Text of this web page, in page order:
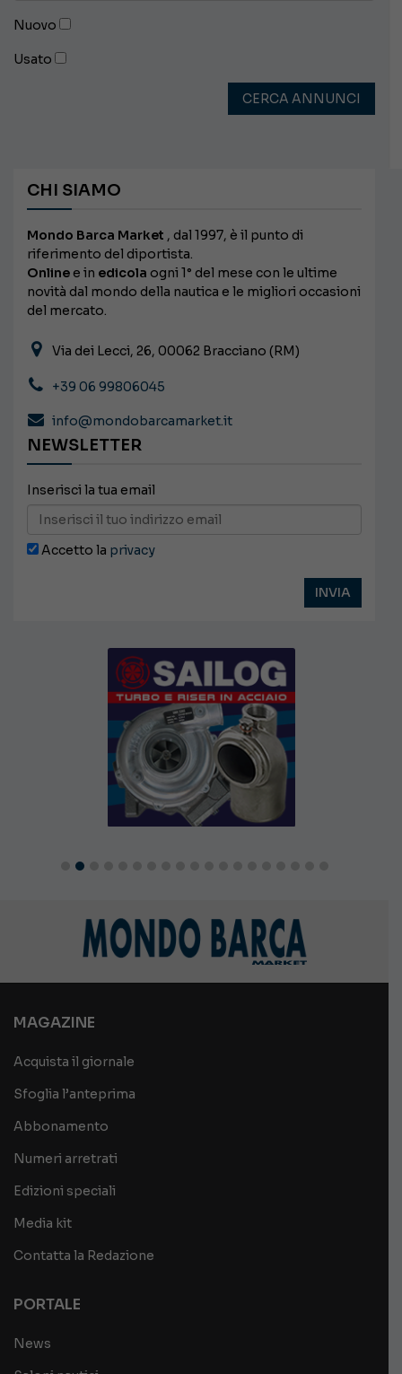
Nuovo
Usato
CERCA ANNUNCI
CHI SIAMO
Mondo Barca Market , dal 1997, è il punto di
riferimento del diportista.
Online e in edicola ogni 1° del mese con le ultime
novità dal mondo della nautica e le migliori occasioni
del mercato.
Via dei Lecci, 26, 00062 Bracciano (RM)
+39 06 99806045
info@mondobarcamarket.it
NEWSLETTER
Inserisci la tua email
Accetto la privacy
MAGAZINE
Acquista il giornale
Sfoglia l’anteprima
Abbonamento
Numeri arretrati
Edizioni speciali
Media kit
Contatta la Redazione
PORTALE
News